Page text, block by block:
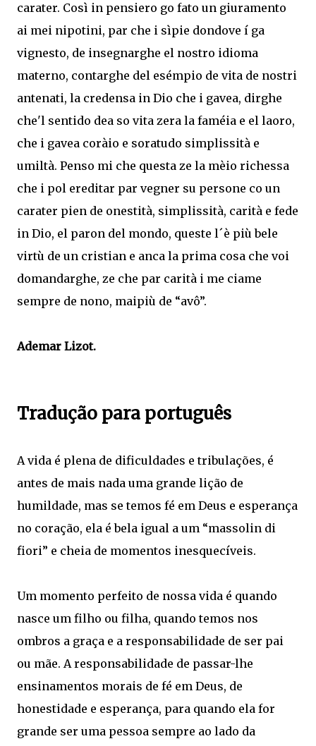
carater. Così in pensiero go fato un giuramento
ai mei nipotini, par che i sìpie dondove í ga
vignesto, de insegnarghe el nostro idioma
materno, contarghe del esémpio de vita de nostri
antenati, la credensa in Dio che i gavea, dirghe
che'l sentido dea so vita zera la faméia e el laoro,
che i gavea coràio e soratudo simplissità e
umiltà. Penso mi che questa ze la mèio richessa
che i pol ereditar par vegner su persone co un
carater pien de onestità, simplissità, carità e fede
in Dio, el paron del mondo, queste l´è più bele
virtù de un cristian e anca la prima cosa che voi
domandarghe, ze che par carità i me ciame
sempre de nono, maipiù de “avô”.
Ademar Lizot.
Tradução para português
A vida é plena de dificuldades e tribulações, é
antes de mais nada uma grande lição de
humildade, mas se temos fé em Deus e esperança
no coração, ela é bela igual a um “massolin di
fiori” e cheia de momentos inesquecíveis.
Um momento perfeito de nossa vida é quando
nasce um filho ou filha, quando temos nos
ombros a graça e a responsabilidade de ser pai
ou mãe. A responsabilidade de passar-lhe
ensinamentos morais de fé em Deus, de
honestidade e esperança, para quando ela for
grande ser uma pessoa sempre ao lado da